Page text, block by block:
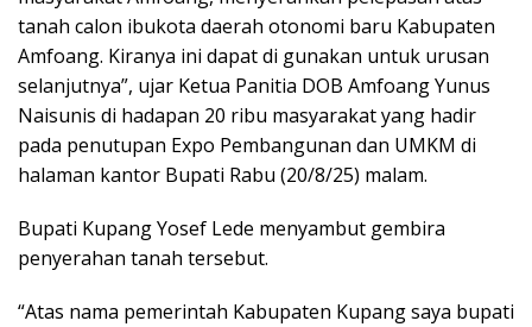
tanah calon ibukota daerah otonomi baru Kabupaten
Amfoang. Kiranya ini dapat di gunakan untuk urusan
selanjutnya”, ujar Ketua Panitia DOB Amfoang Yunus
Naisunis di hadapan 20 ribu masyarakat yang hadir
pada penutupan Expo Pembangunan dan UMKM di
halaman kantor Bupati Rabu (20/8/25) malam.
Bupati Kupang Yosef Lede menyambut gembira
penyerahan tanah tersebut.
“Atas nama pemerintah Kabupaten Kupang saya bupati